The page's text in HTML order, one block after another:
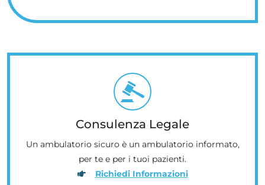
Consulenza Legale
Un ambulatorio sicuro è un ambulatorio informato,
per te e per i tuoi pazienti.
Richiedi Informazioni